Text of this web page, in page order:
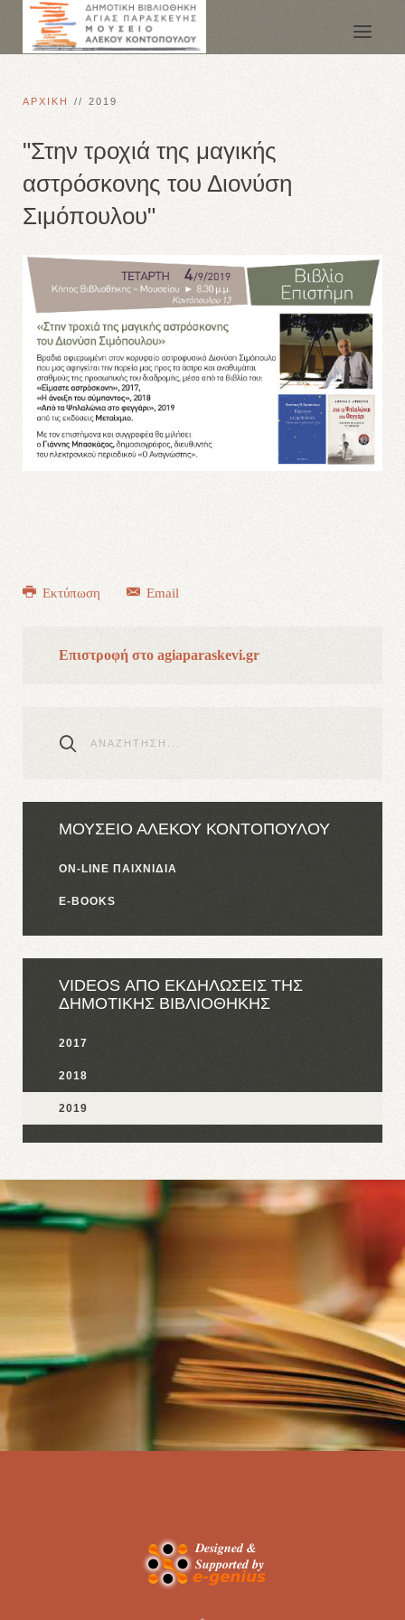
ΑΡΧΙΚΗ 2019
"Στην τροχιά της μαγικής
αστρόσκονης του Διονύση
Σιμόπουλου"
Εκτύπωση Email
Επιστροφή στο agiaparaskevi.gr
ΜΟΥΣΕΙΟ ΑΛΕΚΟΥ ΚΟΝΤΟΠΟΥΛΟΥ
ON-LINE ΠΑΙΧΝΙΔΙΑ
E-BOOKS
VIDEOS ΑΠΟ ΕΚΔΗΛΩΣΕΙΣ ΤΗΣ
ΔΗΜΟΤΙΚΗΣ ΒΙΒΛΙΟΘΗΚΗΣ
2017
2018
2019